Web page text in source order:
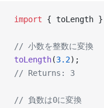
import { toLength }
// 小数を整数に変換
toLength(3.2);
// Returns: 3
// 負数は0に変換